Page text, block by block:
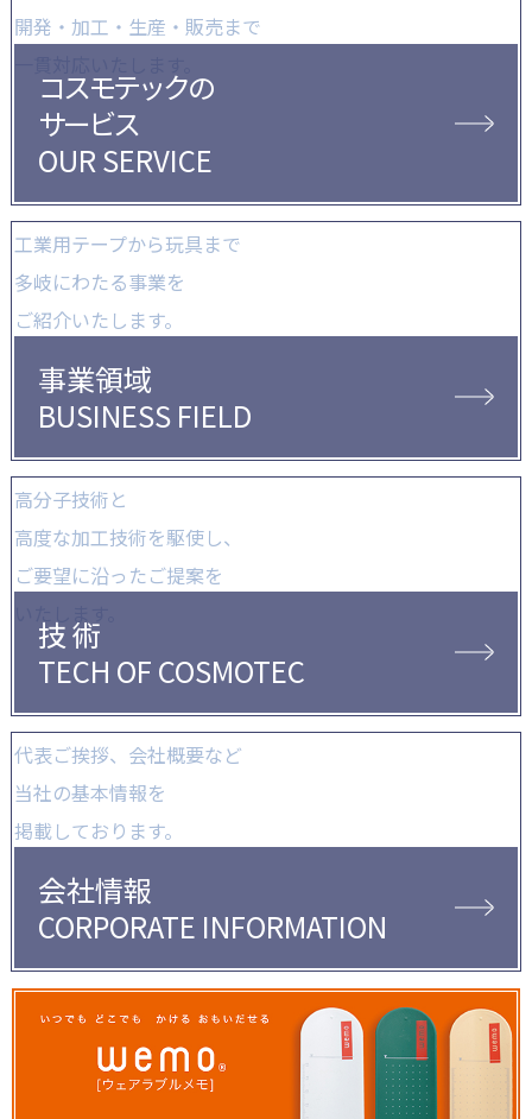
コスモテックの
サービス
OUR SERVICE
開発・加工・生産・販売まで
事業領域
BUSINESS FIELD
工業用テープから玩具まで
多岐にわたる事業を
ご紹介いたします。
技 術
TECH OF COSMOTEC
高分子技術と
高度な加工技術を駆使し、
ご要望に沿ったご提案を
会社情報
CORPORATE INFORMATION
代表ご挨拶、会社概要など
当社の基本情報を
掲載しております。